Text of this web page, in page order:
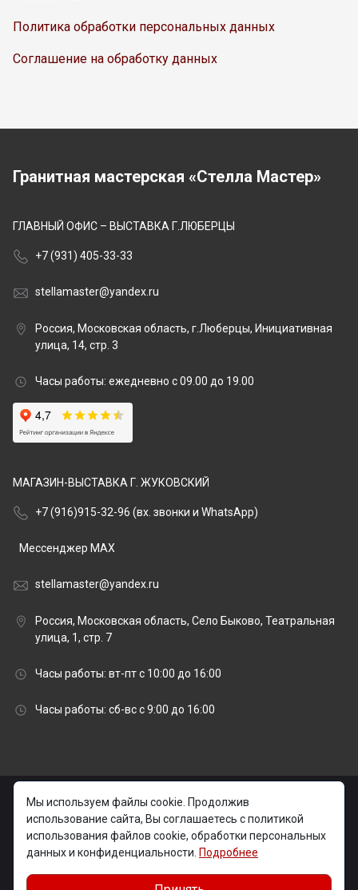
Политика обработки персональных данных
Соглашение на обработку данных
Гранитная мастерская «Стелла Мастер»
ГЛАВНЫЙ ОФИС – ВЫСТАВКА Г.ЛЮБЕРЦЫ
+7 (931) 405-33-33
stellamaster@yandex.ru
Россия, Московская область, г.Люберцы, Инициативная
улица, 14, стр. 3
Часы работы: ежедневно с 09.00 до 19.00
МАГАЗИН-ВЫСТАВКА Г. ЖУКОВСКИЙ
+7 (916)915-32-96 (вх. звонки и WhatsApp)
Мессенджер MAX
stellamaster@yandex.ru
Россия, Московская область, Село Быково, Театральная
улица, 1, стр. 7
Часы работы: вт-пт с 10:00 до 16:00
Часы работы: сб-вс с 9:00 до 16:00
© 2026 stellamaster.ru | «Стелла Мастер» Гранитная
мастерская |
Изготовление и установка памятников на могилу в
Москве и Московской области
Мы используем файлы cookie. Продолжив
использование сайта, Вы соглашаетесь с политикой
использования файлов cookie, обработки персональных
данных и конфиденциальности. Подробнее